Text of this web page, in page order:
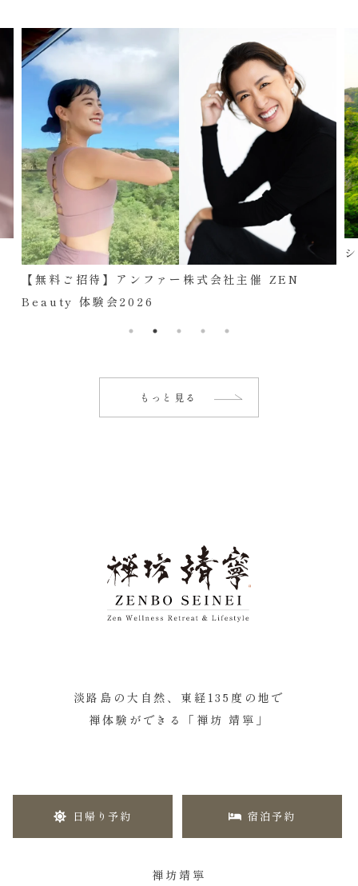
【無料ご招待】アンファー株式会社主催 ZEN
Beauty 体験会2026
もっと見る
淡路島の大自然、東経135度の地で
禅体験ができる「禅坊 靖寧」
日帰り予約 宿泊予約
禅坊靖寧